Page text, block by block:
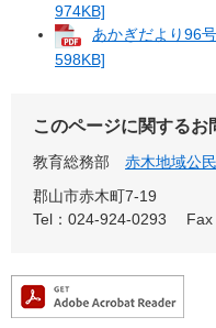
974KB]
あかぎだより96
598KB]
このページに関するお
教育総務部 赤木地域公
郡山市赤木町7-19
Tel：024-924-0293